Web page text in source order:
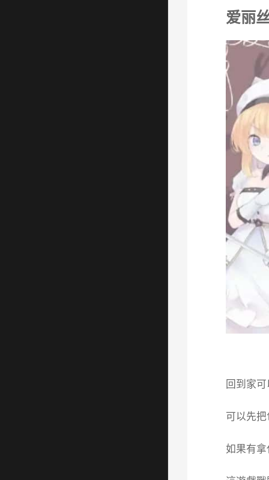
爱丽
回到家
可以先
如果有